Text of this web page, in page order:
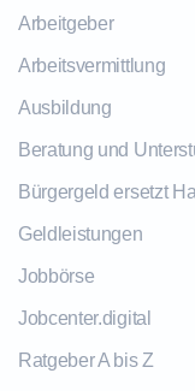
Arbeitgeber
Arbeitsvermittlung
Ausbildung
Beratung und
Bürgergeld ersetzt
Geldleistungen
Jobbörse
Jobcenter.digital
Ratgeber A bis Z